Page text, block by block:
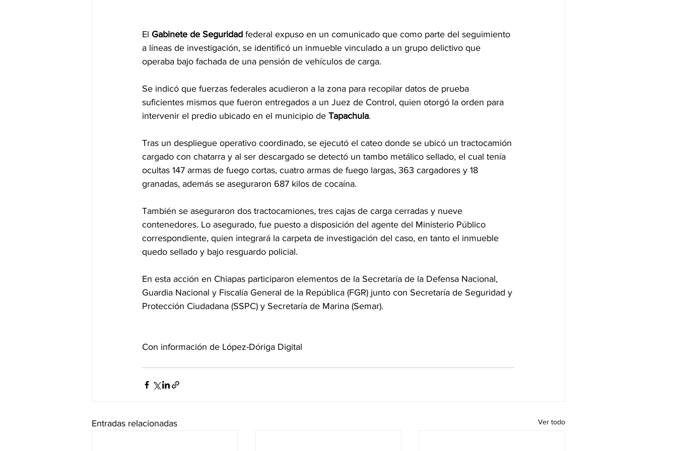
El Gabinete de Seguridad federal expuso en un comunicado que como parte del seguimiento
a líneas de investigación, se identificó un inmueble vinculado a un grupo delictivo que
operaba bajo fachada de una pensión de vehículos de carga.
Se indicó que fuerzas federales acudieron a la zona para recopilar datos de prueba
suficientes mismos que fueron entregados a un Juez de Control, quien otorgó la orden para
intervenir el predio ubicado en el municipio de Tapachula.
Tras un despliegue operativo coordinado, se ejecutó el cateo donde se ubicó un tractocamión
cargado con chatarra y al ser descargado se detectó un tambo metálico sellado, el cual tenía
ocultas 147 armas de fuego cortas, cuatro armas de fuego largas, 363 cargadores y 18
granadas, además se aseguraron 687 kilos de cocaína.
También se aseguraron dos tractocamiones, tres cajas de carga cerradas y nueve
contenedores. Lo asegurado, fue puesto a disposición del agente del Ministerio Público
correspondiente, quien integrará la carpeta de investigación del caso, en tanto el inmueble
quedo sellado y bajo resguardo policial.
En esta acción en Chiapas participaron elementos de la Secretaría de la Defensa Nacional,
Guardia Nacional y Fiscalía General de la República (FGR) junto con Secretaría de Seguridad y
Protección Ciudadana (SSPC) y Secretaría de Marina (Semar).
Con información de López-Dóriga Digital
Entradas relacionadas Ver todo